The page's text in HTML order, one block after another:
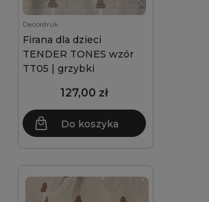
Decordruk
Firana dla dzieci
TENDER TONES wzór
TT05 | grzybki
127,00 zł
Do koszyka